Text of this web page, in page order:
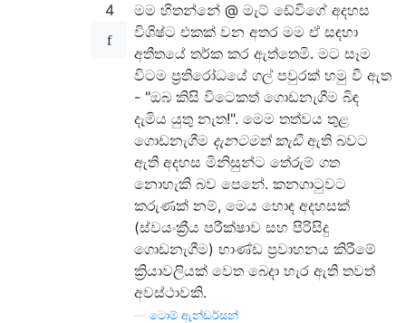
4
මම හිතන්නේ @ මැට් ඩේවිගේ අදහස
විශිෂ්ට එකක් වන අතර මම ඒ සඳහා
අතීතයේ තර්ක කර ඇත්තෙමි. මට සෑම
විටම ප්‍රතිරෝධයේ ගල් පවුරක් හමු වී ඇත
- "ඔබ කිසි විටෙකත් ගොඩනැගීම බිඳ
දැමිය යුතු නැත!". මෙම තත්වය තුළ
ගොඩනැගීම දැනටමත් කැඩීඇති බවට
ඇති අදහස මිනිසුන්ට තේරුම් ගත
නොහැකි බව පෙනේ. කනගාටුවට
කරුණක් නම්, මෙය හොඳ අදහසක්
(ස්වයංක්‍රීය පරීක්ෂාව සහ පිරිසිදු
ගොඩනැගීම) භාණ්ඩ ප්‍රවාහනය කිරීමේ
ක්‍රියාවලියක් වෙත බෙදා හැර ඇති තවත්
අවස්ථාවකි.
ටොම් ඇන්ඩර්සන්